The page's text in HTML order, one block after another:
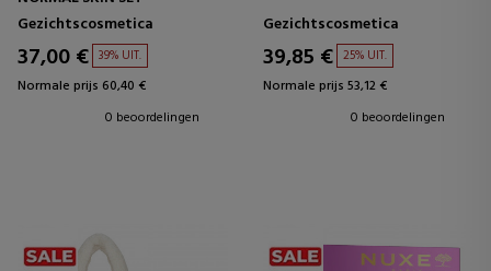
Gezichtscosmetica
37,00 € 39% UIT.
Normale prijs 60,40 €
0 beoordelingen
Gezichtscosmetica
39,85 € 25% UIT.
Normale prijs 53,12 €
0 beoordelingen